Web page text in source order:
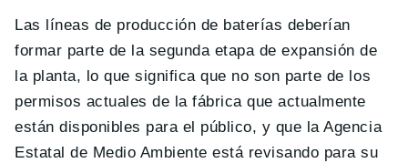
Las líneas de producción de baterías deberían
formar parte de la segunda etapa de expansión de
la planta, lo que significa que no son parte de los
permisos actuales de la fábrica que actualmente
están disponibles para el público, y que la Agencia
Estatal de Medio Ambiente está revisando para su